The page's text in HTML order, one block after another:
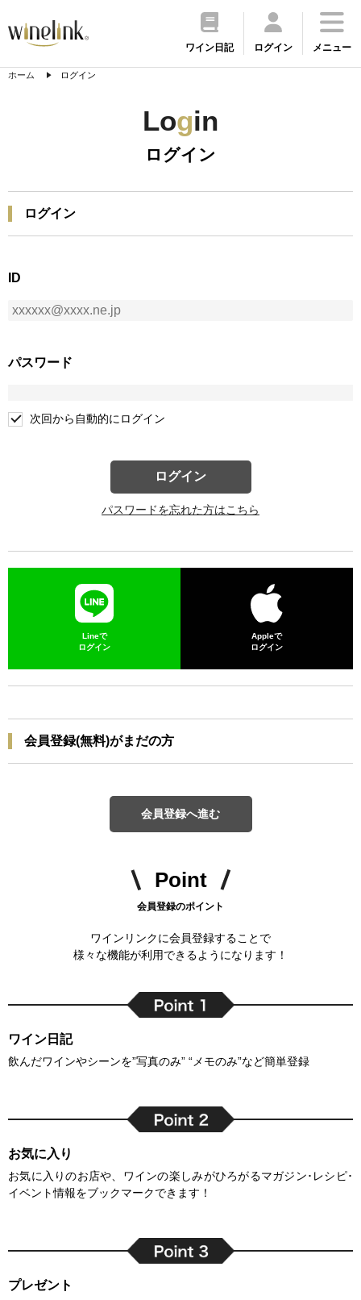
ワイン日記 ログイン メニュー
ホーム ログイン
Login
ログイン
ログイン
ID
パスワード
次回から自動的にログイン
ログイン
パスワードを忘れた方はこちら
Lineで
ログイン
Appleで
ログイン
会員登録(無料)がまだの方
会員登録へ進む
Point
会員登録のポイント
ワインリンクに会員登録することで
様々な機能が利用できるようになります！
ワイン日記
飲んだワインやシーンを”写真のみ” “メモのみ”など簡単登録
お気に入り
お気に入りのお店や、ワインの楽しみがひろがるマガジン･レシピ･
イベント情報をブックマークできます！
プレゼント